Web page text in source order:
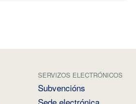
SERVIZOS ELECTRÓNICOS
Subvencións